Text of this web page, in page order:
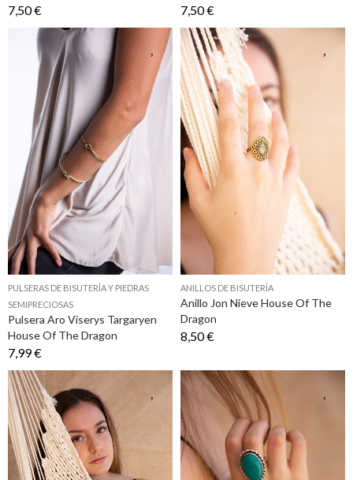
7,50 € 7,50 €
PULSERAS DE BISUTERÍA Y PIEDRAS
SEMIPRECIOSAS
Pulsera Aro Viserys Targaryen
House Of The Dragon
7,99 €
ANILLOS DE BISUTERÍA
Anillo Jon Nieve House Of The
Dragon
8,50 €